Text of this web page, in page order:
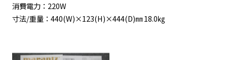
消費電力：220W
寸法/重量：440(W)×123(H)×444(D)㎜ 18.0㎏